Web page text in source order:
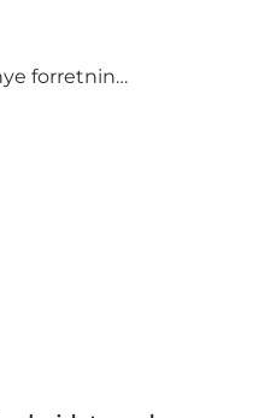
Prissætning af nye forretningsideer - oplæg af Incentive 27apr2021.pdf